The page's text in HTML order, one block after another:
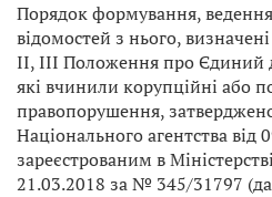
Порядок формування,
відомостей з нього,
ІІ, ІІІ Положення про Єдиний
які вчинили корупційні або
правопорушення,
Національного агентства
зареєстрованим в
21.03.2018 за № 345/31797